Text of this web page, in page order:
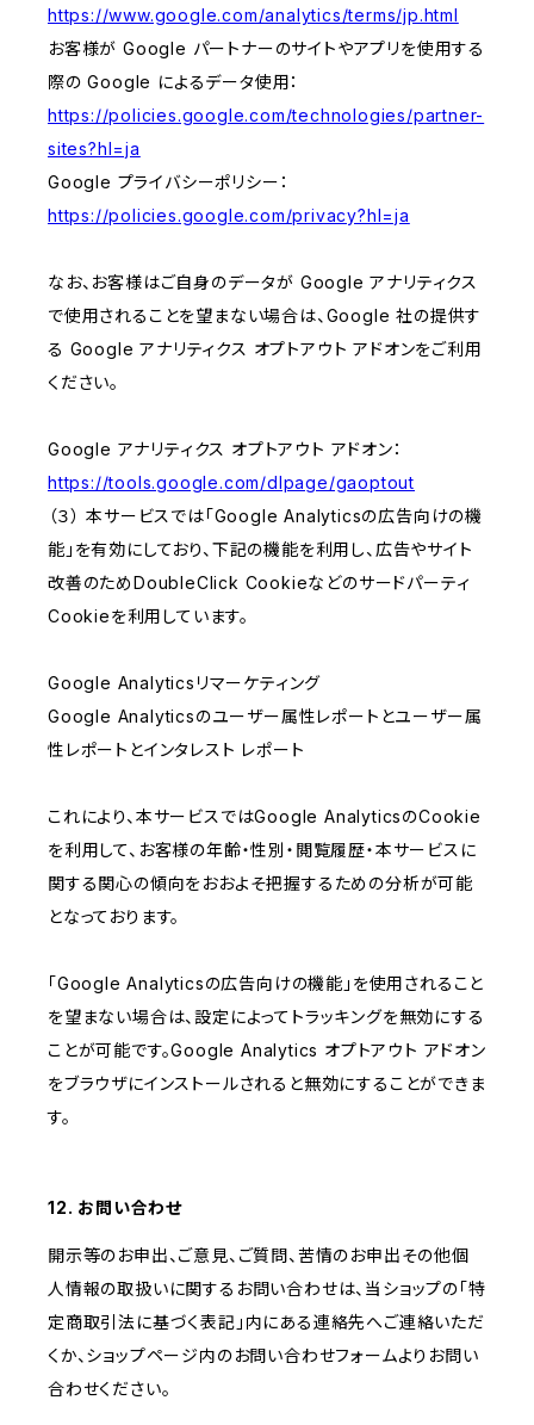
https://www.google.com/analytics/terms/jp.html
お客様が Google パートナーのサイトやアプリを使用する
際の Google によるデータ使用：
https://policies.google.com/technologies/partner-
sites?hl=ja
Google プライバシーポリシー：
https://policies.google.com/privacy?hl=ja
なお、お客様はご自身のデータが Google アナリティクス
で使用されることを望まない場合は、Google 社の提供す
る Google アナリティクス オプトアウト アドオンをご利用
ください。
Google アナリティクス オプトアウト アドオン：
https://tools.google.com/dlpage/gaoptout
（３） 本サービスでは「Google Analyticsの広告向けの機
能」を有効にしており、下記の機能を利用し、広告やサイト
改善のためDoubleClick Cookieなどのサードパーティ
Cookieを利用しています。
Google Analyticsリマーケティング
Google Analyticsのユーザー属性レポートとユーザー属
性レポートとインタレスト レポート
これにより、本サービスではGoogle AnalyticsのCookie
を利用して、お客様の年齢・性別・閲覧履歴・本サービスに
関する関心の傾向をおおよそ把握するための分析が可能
となっております。
「Google Analyticsの広告向けの機能」を使用されること
を望まない場合は、設定によってトラッキングを無効にする
ことが可能です。Google Analytics オプトアウト アドオン
をブラウザにインストールされると無効にすることができま
す。
12. お問い合わせ
開示等のお申出、ご意見、ご質問、苦情のお申出その他個
人情報の取扱いに関するお問い合わせは、当ショップの「特
定商取引法に基づく表記」内にある連絡先へご連絡いただ
くか、ショップページ内のお問い合わせフォームよりお問い
合わせください。